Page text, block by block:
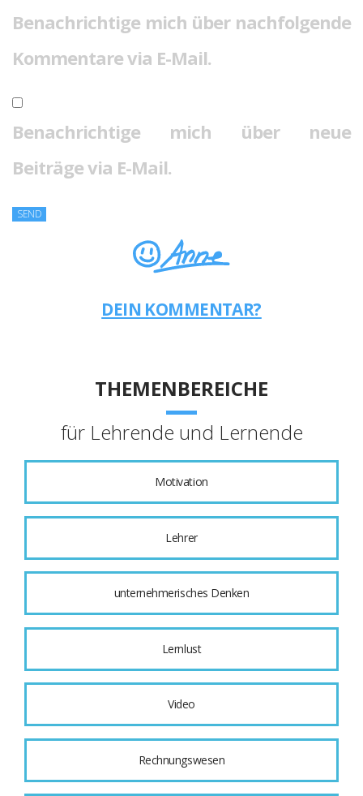
Benachrichtige mich über nachfolgende
Kommentare via E-Mail.
Benachrichtige mich über neue
Beiträge via E-Mail.
DEIN KOMMENTAR?
THEMENBEREICHE
für Lehrende und Lernende
Motivation
Lehrer
unternehmerisches Denken
Lernlust
Video
Rechnungswesen